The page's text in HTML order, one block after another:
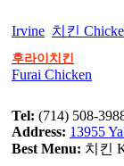
Irvine 치킨
후라이치킨
Furai Chicken
Tel: (714) 508-
Address: 13955
Best Menu: 치킨